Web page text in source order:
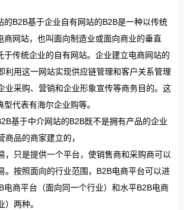
的B2B基于企业自有网站的B2B是一种以传统
商网站，也叫面向制造业或面向商业的垂直
于传统企业的自有网站。企业建立电商网站的
利用这一网站实现供应链管理和客户关系管理
业采购、营销和企业形象宣传等商务目的。这
代表有海尔企业购等。
基于中介网站的B2B既不是拥有产品的企业
品的商家建立的，
，只是提供一个平台，使销售商和采购商可以
。按照面向的行业范围，B2B电商平台可以进
电商平台（面向同一个行业）和水平B2B电商
两种。